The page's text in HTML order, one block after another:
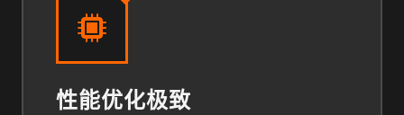
性能优化极致